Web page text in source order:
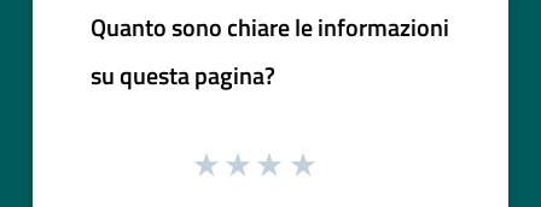
Quanto sono chiare le informazioni
su questa pagina?